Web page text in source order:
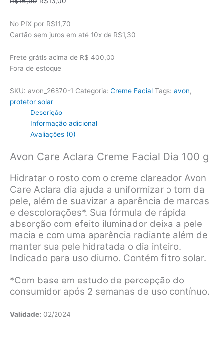
original
era:
atual
é:
No PIX por R$11,70
Cartão sem juros em até 10x de R$1,30
Frete grátis acima de R$ 400,00
Fora de estoque
SKU: avon_26870-1 Categoria: Creme Facial Tags: avon,
protetor solar
Descrição
Informação adicional
Avaliações (0)
Avon Care Aclara Creme Facial Dia 100 g
Hidratar o rosto com o creme clareador Avon
Care Aclara dia ajuda a uniformizar o tom da
pele, além de suavizar a aparência de marcas
e descolorações*. Sua fórmula de rápida
absorção com efeito iluminador deixa a pele
macia e com uma aparência radiante além de
manter sua pele hidratada o dia inteiro.
Indicado para uso diurno. Contém filtro solar.
*Com base em estudo de percepção do
consumidor após 2 semanas de uso contínuo.
Validade: 02/2024